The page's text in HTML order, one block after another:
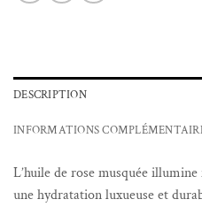
DESCRIPTION
INFORMATIONS
L’huile de rose musquée
une hydratation luxueuse et